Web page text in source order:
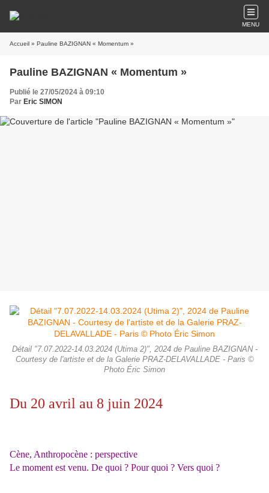
MENU
Accueil » Pauline BAZIGNAN « Momentum »
Pauline BAZIGNAN « Momentum »
Publié le 27/05/2024 à 09:10
Par Eric SIMON
Détail "7.07.2022-14.03.2024 (Utima 2)", 2024 de Pauline BAZIGNAN -
Courtesy de l'artiste et de la Galerie PRAZ-DELAVALLADE - Paris ©
Photo Éric Simon
Du 20 avril au 8 juin 2024
Cène, Anthropocène : perspective
Le moment est venu. De quoi ? Pour quoi ? Vers quoi ?